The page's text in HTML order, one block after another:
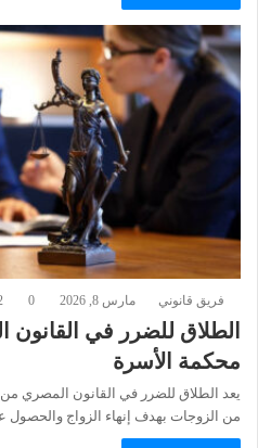
فريق قانوني مارس 8, 2026 0
الطلاق للضرر في
محكمة الأسرة
يعد الطلاق للضرر في القانون المصري من
من الزوجات بهدف إنهاء الزواج